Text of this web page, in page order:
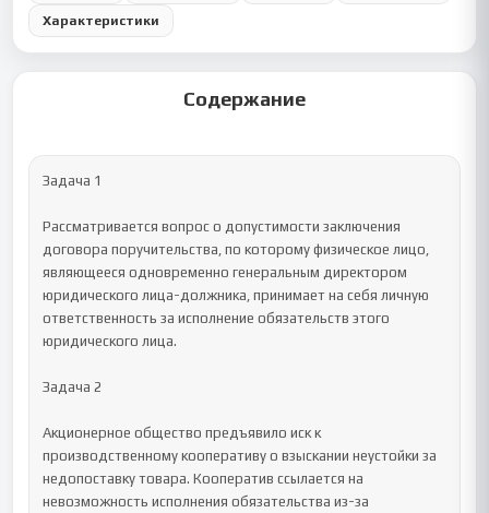
Характеристики
Содержание
Задача 1
Рассматривается вопрос о допустимости заключения
договора поручительства, по которому физическое лицо,
являющееся одновременно генеральным директором
юридического лица-должника, принимает на себя личную
ответственность за исполнение обязательств этого
юридического лица.
Задача 2
Акционерное общество предъявило иск к
производственному кооперативу о взыскании неустойки за
недопоставку товара. Кооператив ссылается на
невозможность исполнения обязательства из-за